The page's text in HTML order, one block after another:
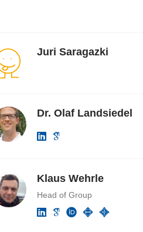
Juri Saragazki
Dr. Olaf Landsiedel
Klaus Wehrle
Head of Group